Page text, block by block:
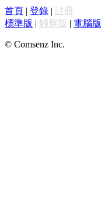
首頁 | 登錄 | 註冊
標準版 | 觸屏版 | 電腦版
© Comsenz Inc.